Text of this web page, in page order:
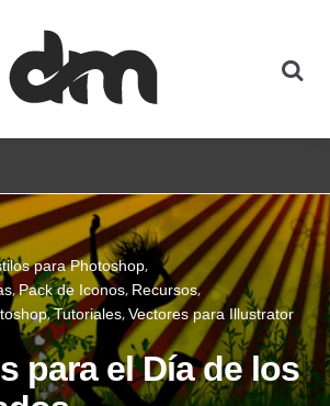
para Photoshop
Pack de Iconos Recursos
Tutoriales Vectores para Illustrator
para el Día de los